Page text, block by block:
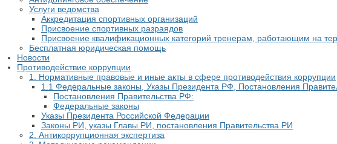
Услуги ведомства
Аккредитация спортивных организаций
Присвоение спортивных разраядов
Присвоение квалификационных категорий тренерам, работающим на
Бесплатная юридическая помощь
Новости
Противодействие коррупции
1. Нормативные правовые и иные акты в сфере противодействия коррупции
1.1 Федеральные законы, Указы Президента РФ, Постановления
Постановления Правительства РФ:
Федеральные законы
Указы Президента Российской Федерации
Законы РИ, указы Главы РИ, постановления Правительства РИ
2. Антикоррупционная экспертиза